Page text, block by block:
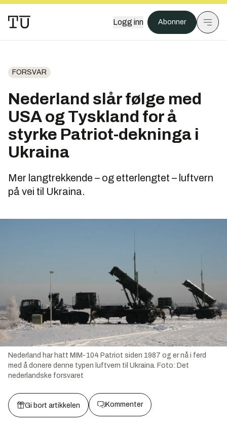
Logg inn Abonner
FORSVAR
Nederland slår følge med
USA og Tyskland for å
styrke Patriot-dekninga i
Ukraina
Mer langtrekkende – og etterlengtet – luftvern
på vei til Ukraina.
Nederland har hatt MIM-104 Patriot siden 1987 og er nå i ferd
med å donere denne typen luftvern til Ukraina. Foto: Det
nederlandske forsvaret
Gi bort artikkelen Kommenter